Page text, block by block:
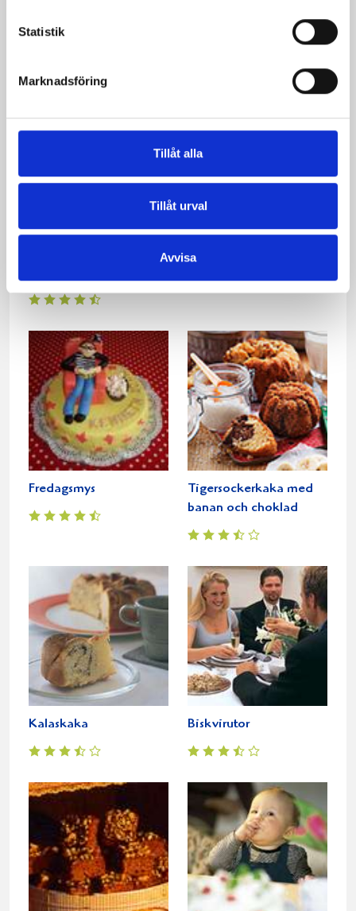
Statistik
Marknadsföring
Tillåt alla
Tillåt urval
AvvisaTrädgårdskruka
Fredagsmys
Tigersockerkaka med
banan och choklad
Kalaskaka Biskvirutor